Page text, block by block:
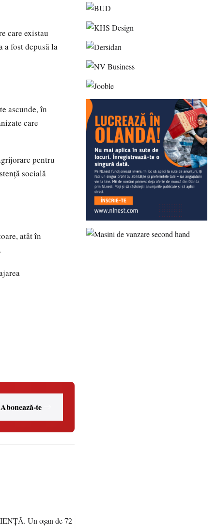
care existau
fost depusă la
ascunde, în
care
pentru
socială
atât în
Abonează-te